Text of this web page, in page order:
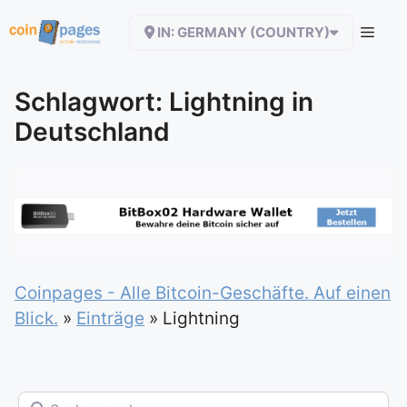
Inhalt
IN: GERMANY (COUNTRY)
Schlagwort: Lightning in
Deutschland
Coinpages - Alle Bitcoin-Geschäfte. Auf einen
Blick. » Einträge » Lightning
Suchen nach